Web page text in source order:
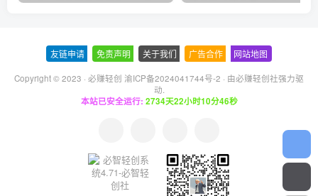
友链申请 免责声明 关于我们 广告合作 网站地图
Copyright © 2023 · 必赚轻创 渝ICP备2024041744号-2 · 由必赚轻创社强力驱
动.
本站已安全运行: 2734天22小时10分46秒